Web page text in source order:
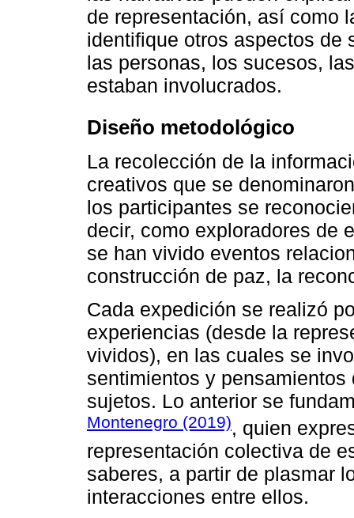
de representación, así como
identifique otros aspectos de
las personas, los sucesos,
estaban involucrados.
Diseño metodológico
La recolección de la
creativos que se
los participantes se
decir, como exploradores de
se han vivido eventos
construcción de paz, la
Cada expedición se realizó
experiencias (desde la
vividos), en las cuales se
sentimientos y
sujetos. Lo anterior se
Montenegro (2019), quien
representación colectiva de
saberes, a partir de plasmar
interacciones entre ellos.